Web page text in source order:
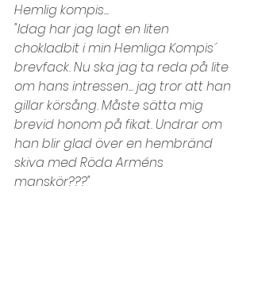
Hemlig kompis...
"Idag har jag lagt en liten
chokladbit i min Hemliga Kompis´
brevfack. Nu ska jag ta reda på lite
om hans intressen... jag tror att han
gillar körsång. Måste sätta mig
brevid honom på fikat. Undrar om
han blir glad över en hembränd
skiva med Röda Arméns
manskör???"